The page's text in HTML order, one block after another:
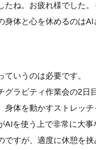
たね。お疲れ様でした
身体と心を休めるのは
ていうのは必要です。
グラビティ作業会の2日
身体を動かすストレッチ
AIを使う上で非常に大
ですが、適度に休憩を